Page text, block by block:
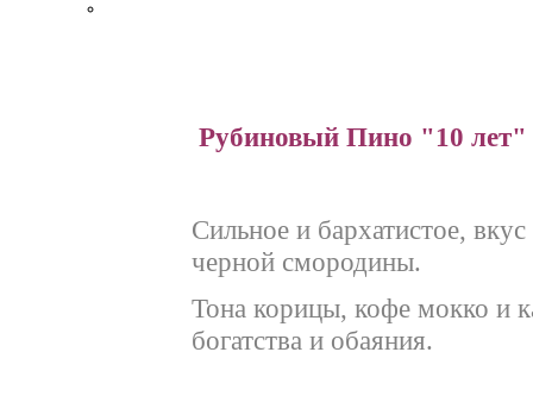
Рубиновый Пино "10 лет"
Сильное и бархатистое,
черной смородины.
Тона корицы, кофе мокко и
богатства и обаяния.